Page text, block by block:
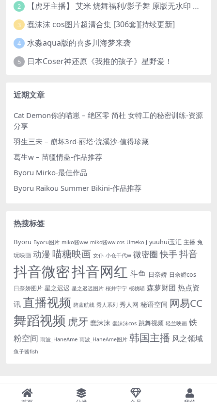
2 【虎牙主播】 艾米 烧舞福利/影子舞 原版无水印 （1v/130m）
3 蠢沫沫 cos图片超清合集 [306套][持续更新]
4 水淼aqua版的喜多川海梦来袭
5 日本Coser神还原《我推的孩子》星野爱！
近期文章
Cat Demon你的喵崽 – 绝区零 简杜 女特工的秘密训练-资源
分享
羽生三未 – 崩坏3rd-丽塔·浣溪沙-值得珍藏
葛生w – 苗疆情蛊-作品推荐
Byoru Mirko-最佳作品
Byoru Raikou Summer Bikini-作品推荐
热搜标签
Byoru Byoru图片 miko酱ww miko酱ww cos Umeko J yuuhui玉汇 主播 兔
玩映画 动漫 喵糖映画 女仆 小仓千代w 微密圈 快手抖音
抖音微密抖音网红 斗鱼 日奈娇 日奈娇cos
日奈娇图片 星之迟迟 星之迟迟图片 桜井宁宁 桜桃喵 森萝财团 热点资
讯 直播视频 碧蓝航线 秀人系列 秀人网 秘语空间 网易CC
舞蹈视频 虎牙 蠢沫沫 蠢沫沫cos 跳舞视频 轻兰映画 铁
粉空间 雨波_HaneAme 雨波_HaneAme图片 韩国主播 风之领域
鱼子酱fish